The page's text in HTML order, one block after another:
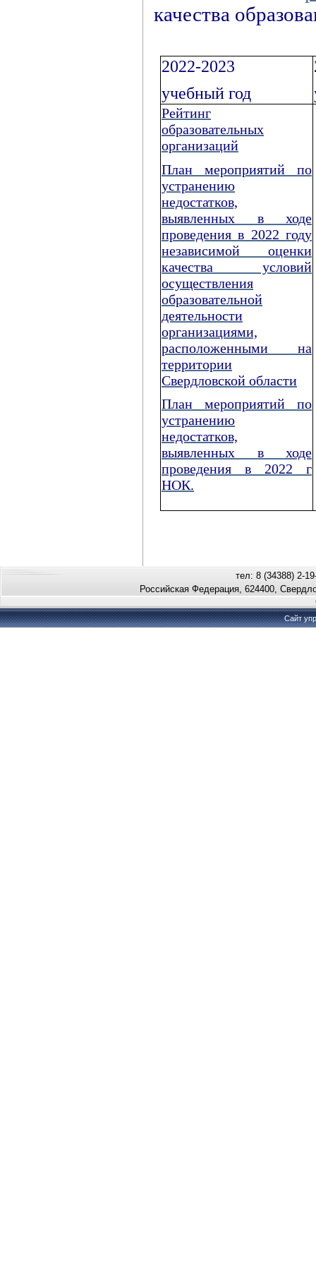
качества
2022-2023
учебный год
Рейтинг
образовательных
организаций
План мероприятий по
устранению
недостатков,
выявленных в ходе
проведения в 2022 году
независимой оценки
качества условий
осуществления
образовательной
деятельности
организациями,
расположенными на
территории
Свердловской области
План мероприятий по
устранению
недостатков,
выявленных в ходе
проведения в 2022 г
НОК.
тел: 8 (34388) 2-
Российская Федерация, 624400,
Сайт